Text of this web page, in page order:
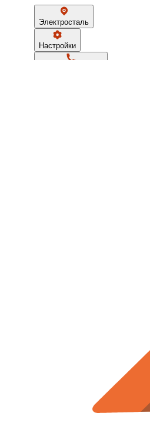
Электросталь
Настройки